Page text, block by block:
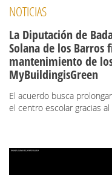
NOTICIAS
La Diputación de
Solana de los
mantenimiento de
MyBuildingisGreen
El acuerdo busca
el centro escolar gracias